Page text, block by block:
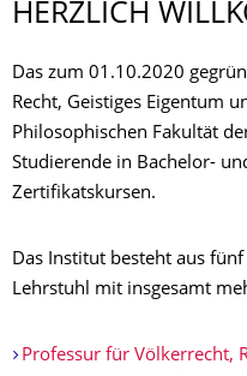
HERZLICH
Das zum 01.10.2020
Recht, Geistiges Eigentum
Philosophischen Fakultät
Studierende in Bachelor-
Zertifikatskursen.
Das Institut besteht aus
Lehrstuhl mit insgesamt
Professur für Völkerrecht,